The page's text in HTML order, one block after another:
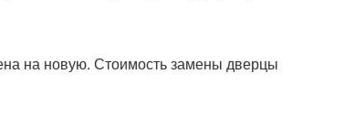
на новую. Стоимость замены дверцы